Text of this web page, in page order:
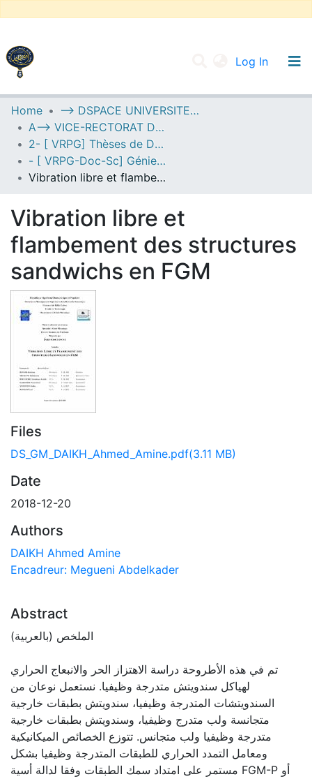
Log In
UNIVERSITY OF D.L SIDI BEL ABBES
Communities & Collections
All of DSpace
Statistics
Home
--> DSPACE UNIVERSITE DJILALLI LIABES DE SIDI BEL ABBES
A--> VICE-RECTORAT DE LA POST-GRADUATION
2- [ VRPG] Thèses de Doctorat en Sciences
- [ VRPG-Doc-Sc] Génie mécanique --- هندسة ميكانيكية
Vibration libre et flambement des structures sandwichs en FGM
Vibration libre et
flambement des structures
sandwichs en FGM
Files
DS_GM_DAIKH_Ahmed_Amine.pdf(3.11 MB)
Date
2018-12-20
Authors
DAIKH Ahmed Amine
Encadreur: Megueni Abdelkader
Abstract
الملخص (بالعربية)
تم في هذه الأطروحة دراسة الاهتزاز الحر والانبعاج الحراري
لهياكل سندويتش متدرجة وظيفيا. نستعمل نوعان من
السندويتشات المتدرجة وظيفيا، سندويتش بطبقات خارجية
متجانسة ولب متدرج وظيفيا، وسندويتش بطبقات خارجية
متدرجة وظيفيا ولب متجانس. تتوزع الخصائص الميكانيكية
ومعامل التمدد الحراري للطبقات المتدرجة وظيفيا بشكل
مستمر على امتداد سمك الطبقات وفقا لدالة أسية FGM-P أو